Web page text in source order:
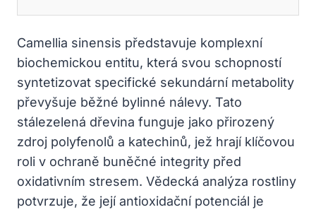
Camellia sinensis představuje komplexní
biochemickou entitu, která svou schopností
syntetizovat specifické sekundární metabolity
převyšuje běžné bylinné nálevy. Tato
stálezelená dřevina funguje jako přirozený
zdroj polyfenolů a katechinů, jež hrají klíčovou
roli v ochraně buněčné integrity před
oxidativním stresem. Vědecká analýza rostliny
potvrzuje, že její antioxidační potenciál je